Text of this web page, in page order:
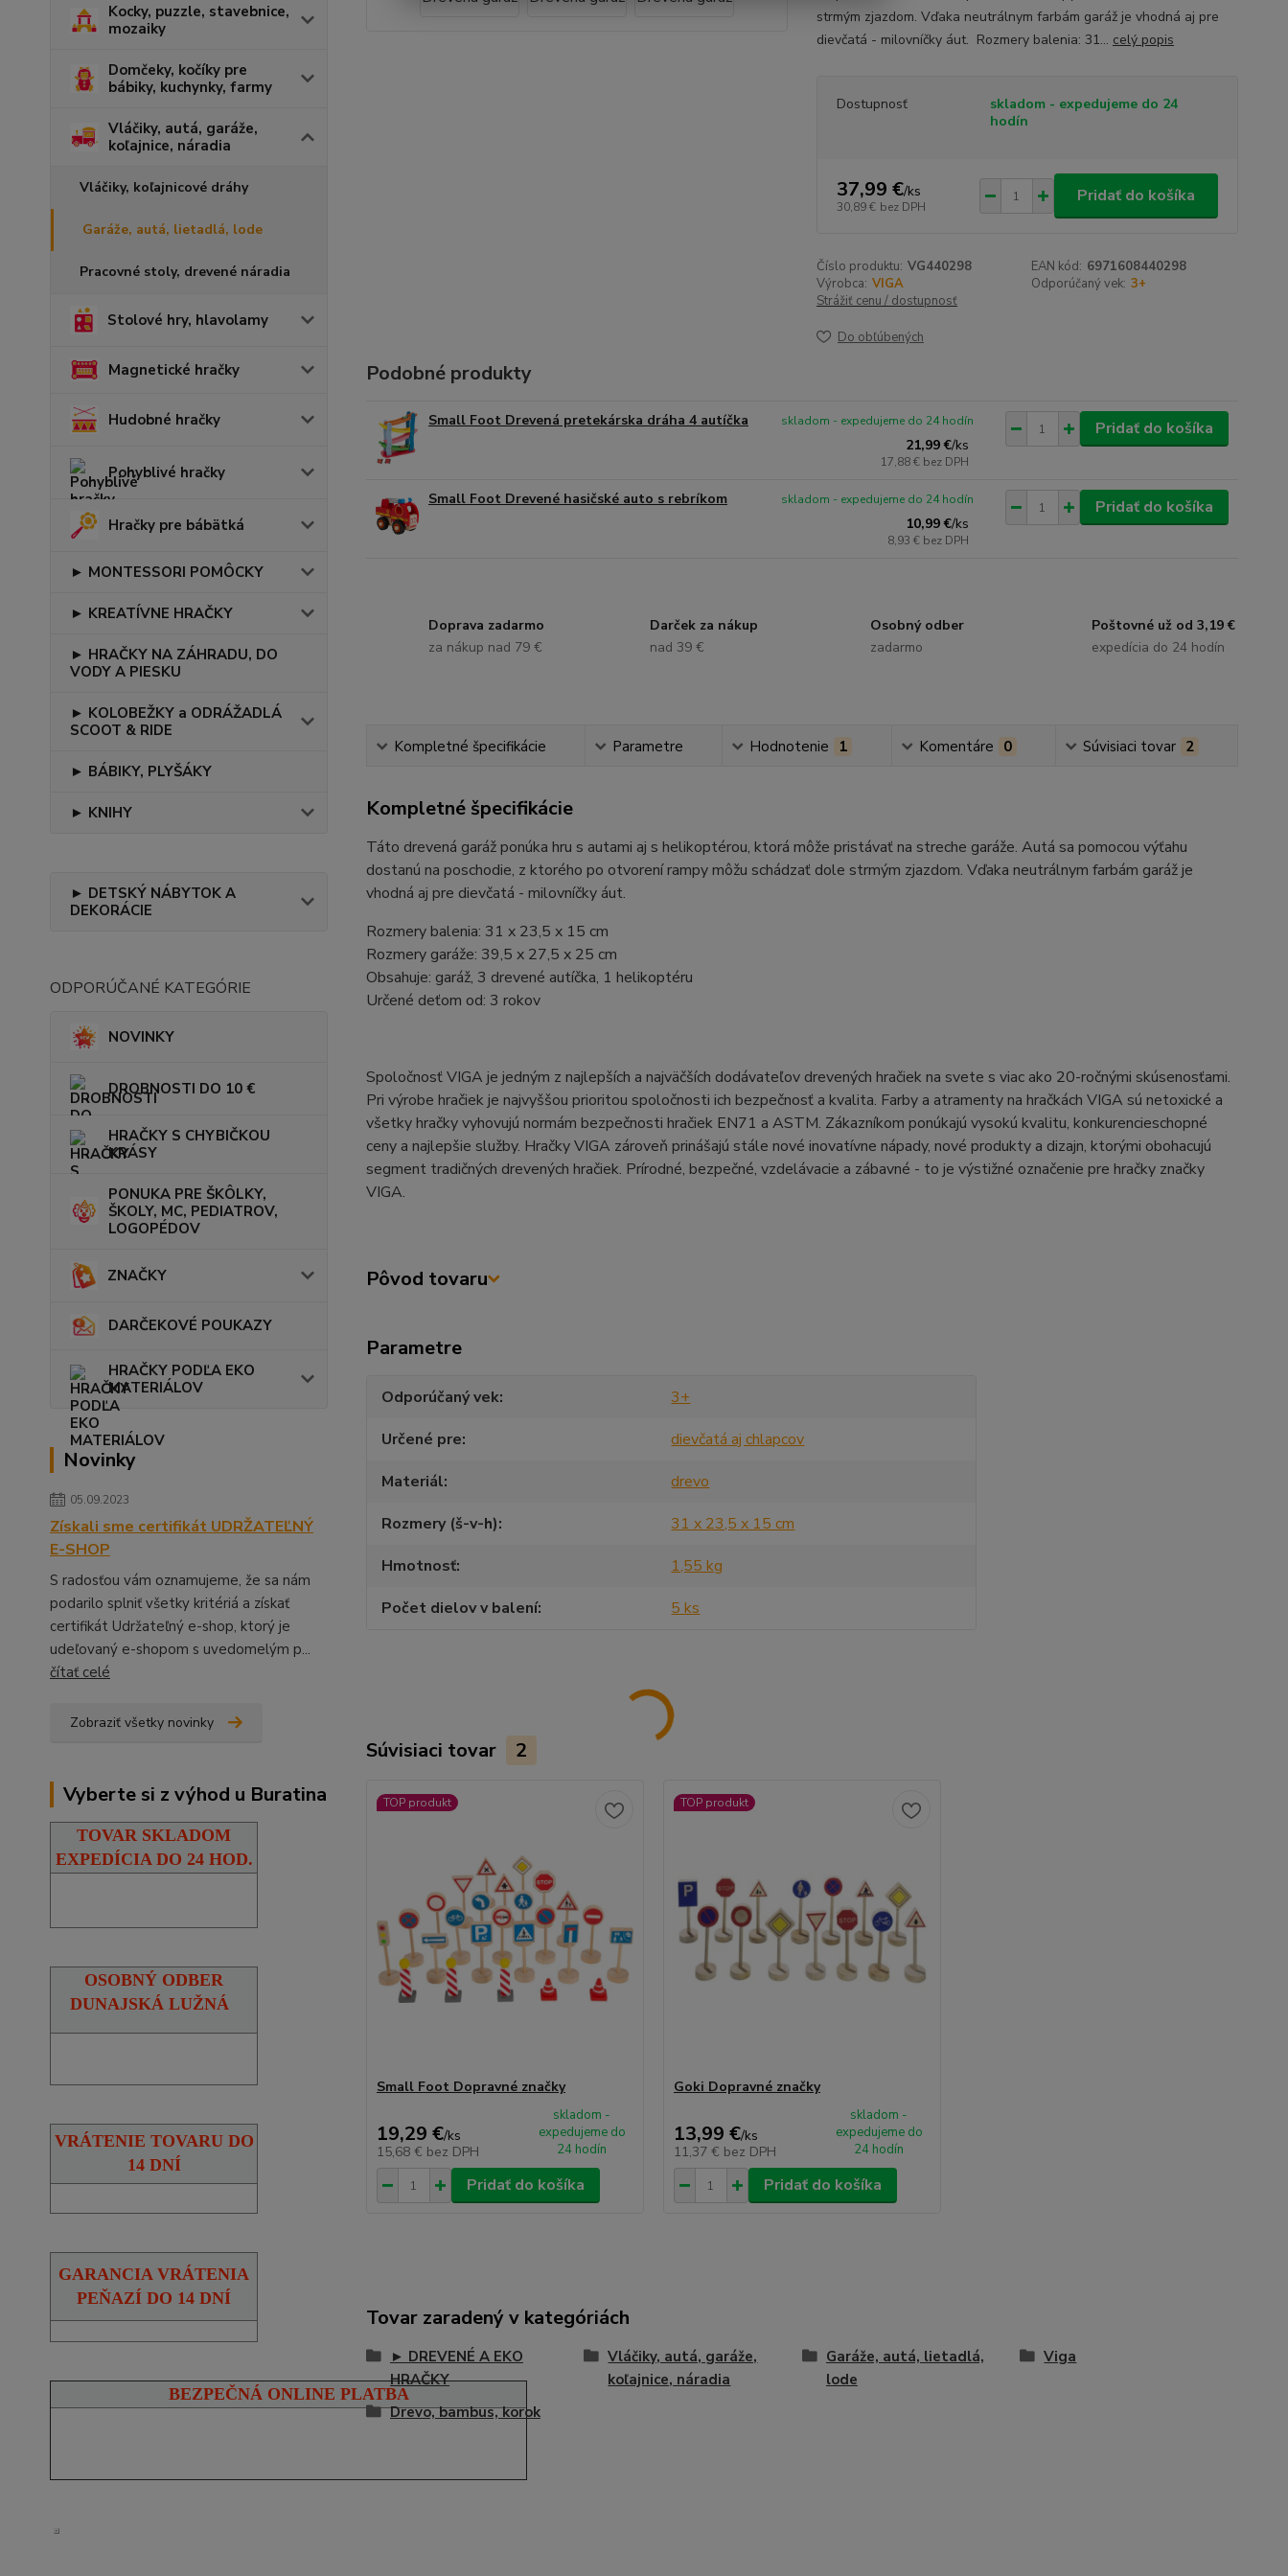
Kocky, puzzle, stavebnice,
mozaiky
Domčeky, kočíky pre
bábiky, kuchynky, farmy
Vláčiky, autá, garáže,
koľajnice, náradia
Vláčiky, koľajnicové dráhy
Garáže, autá, lietadlá, lode
Pracovné stoly, drevené náradia
Stolové hry, hlavolamy
Magnetické hračky
Hudobné hračky
Pohyblivé hračky
Hračky pre bábätká
► MONTESSORI POMÔCKY
► KREATÍVNE HRAČKY
► HRAČKY NA ZÁHRADU, DO
VODY A PIESKU
► KOLOBEŽKY a ODRÁŽADLÁ
SCOOT & RIDE
► BÁBIKY, PLYŠÁKY
► KNIHY
► DETSKÝ NÁBYTOK A
DEKORÁCIE
ODPORÚČANÉ KATEGÓRIE
NOVINKY
DROBNOSTI DO 10 €
HRAČKY S CHYBIČKOU
KRÁSY
PONUKA PRE ŠKÔLKY,
ŠKOLY, MC, PEDIATROV,
LOGOPÉDOV
ZNAČKY
DARČEKOVÉ POUKAZY
HRAČKY PODĽA EKO
MATERIÁLOV
Novinky
05.09.2023
Získali sme certifikát UDRŽATEĽNÝ
E-SHOP
S radosťou vám oznamujeme, že sa nám
podarilo splniť všetky kritériá a získať
certifikát Udržateľný e-shop, ktorý je
udeľovaný e-shopom s uvedomelým p...
čítať celé
Zobraziť všetky novinky
Vyberte si z výhod u Buratina
TOVAR SKLADOM
EXPEDÍCIA DO 24 HOD.
OSOBNÝ ODBER
DUNAJSKÁ LUŽNÁ
VRÁTENIE TOVARU DO
14 DNÍ
GARANCIA VRÁTENIA
PEŇAZÍ DO 14 DNÍ
BEZPEČNÁ ONLINE PLATBA
strmým zjazdom. Vďaka neutrálnym farbám garáž je vhodná aj pre
dievčatá - milovníčky áut. Rozmery balenia: 31... celý popis
Dostupnosť
skladom - expedujeme do 24
hodín
37,99 €/ks
30,89 € bez DPH
Pridať do košíka
Číslo produktu: VG440298 EAN kód: 6971608440298
Výrobca: VIGA Odporúčaný vek: 3+
Strážiť cenu / dostupnosť
Do obľúbených
Podobné produkty
Small Foot Drevená pretekárska dráha 4 autíčka
21,99 €/ks
17,88 € bez DPH
skladom - expedujeme do 24 hodín Pridať do košíka
Small Foot Drevené hasičské auto s rebríkom
10,99 €/ks
8,93 € bez DPH
skladom - expedujeme do 24 hodín Pridať do košíka
Doprava zadarmo
za nákup nad 79 €
Darček za nákup
nad 39 €
Osobný odber
zadarmo
Poštovné už od 3,19 €
expedícia do 24 hodín
Kompletné špecifikácie Parametre Hodnotenie 1 Komentáre 0 Súvisiaci tovar 2
Kompletné špecifikácie
Táto drevená garáž ponúka hru s autami aj s helikoptérou, ktorá môže pristávať na streche garáže. Autá sa pomocou výťahu
dostanú na poschodie, z ktorého po otvorení rampy môžu schádzať dole strmým zjazdom. Vďaka neutrálnym farbám garáž je
vhodná aj pre dievčatá - milovníčky áut.
Rozmery balenia: 31 x 23,5 x 15 cm
Rozmery garáže: 39,5 x 27,5 x 25 cm
Obsahuje: garáž, 3 drevené autíčka, 1 helikoptéru
Určené deťom od: 3 rokov
Spoločnosť VIGA je jedným z najlepších a najväčších dodávateľov drevených hračiek na svete s viac ako 20-ročnými skúsenosťami.
Pri výrobe hračiek je najvyššou prioritou spoločnosti ich bezpečnosť a kvalita. Farby a atramenty na hračkách VIGA sú netoxické a
všetky hračky vyhovujú normám bezpečnosti hračiek EN71 a ASTM. Zákazníkom ponúkajú vysokú kvalitu, konkurencieschopné
ceny a najlepšie služby. Hračky VIGA zároveň prinášajú stále nové inovatívne nápady, nové produkty a dizajn, ktorými obohacujú
segment tradičných drevených hračiek. Prírodné, bezpečné, vzdelávacie a zábavné - to je výstižné označenie pre hračky značky
VIGA.
Pôvod tovaru
Parametre
Odporúčaný vek
3+
Určené pre
dievčatá aj chlapcov
Materiál
drevo
Rozmery (š-v-h)
31 x 23,5 x 15 cm
Hmotnosť
1,55 kg
Počet dielov v balení
5 ks
Súvisiaci tovar 2
TOP produkt
Small Foot Dopravné značky
19,29 €/ks
15,68 € bez DPH
skladom -
expedujeme do
24 hodín
Pridať do košíka
TOP produkt
Goki Dopravné značky
13,99 €/ks
11,37 € bez DPH
skladom -
expedujeme do
24 hodín
Pridať do košíka
Tovar zaradený v kategóriách
► DREVENÉ A EKO
HRAČKY
Vláčiky, autá, garáže,
koľajnice, náradia
Garáže, autá, lietadlá,
lode
Viga
Drevo, bambus, korok